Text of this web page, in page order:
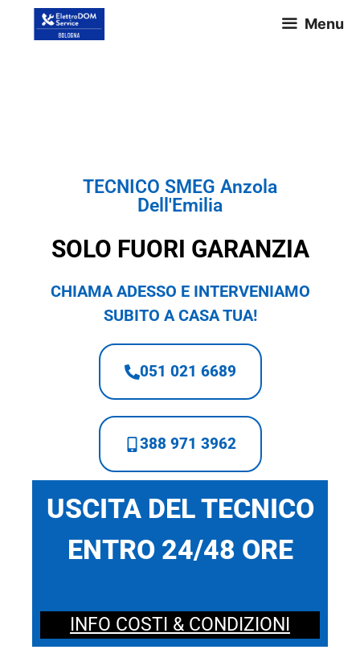
Menu
TECNICO SMEG Anzola
Dell'Emilia
SOLO FUORI GARANZIA
CHIAMA ADESSO E INTERVENIAMO
SUBITO A CASA TUA!
051 021 6689
388 971 3962
USCITA DEL TECNICO
ENTRO 24/48 ORE
INFO COSTI & CONDIZIONI